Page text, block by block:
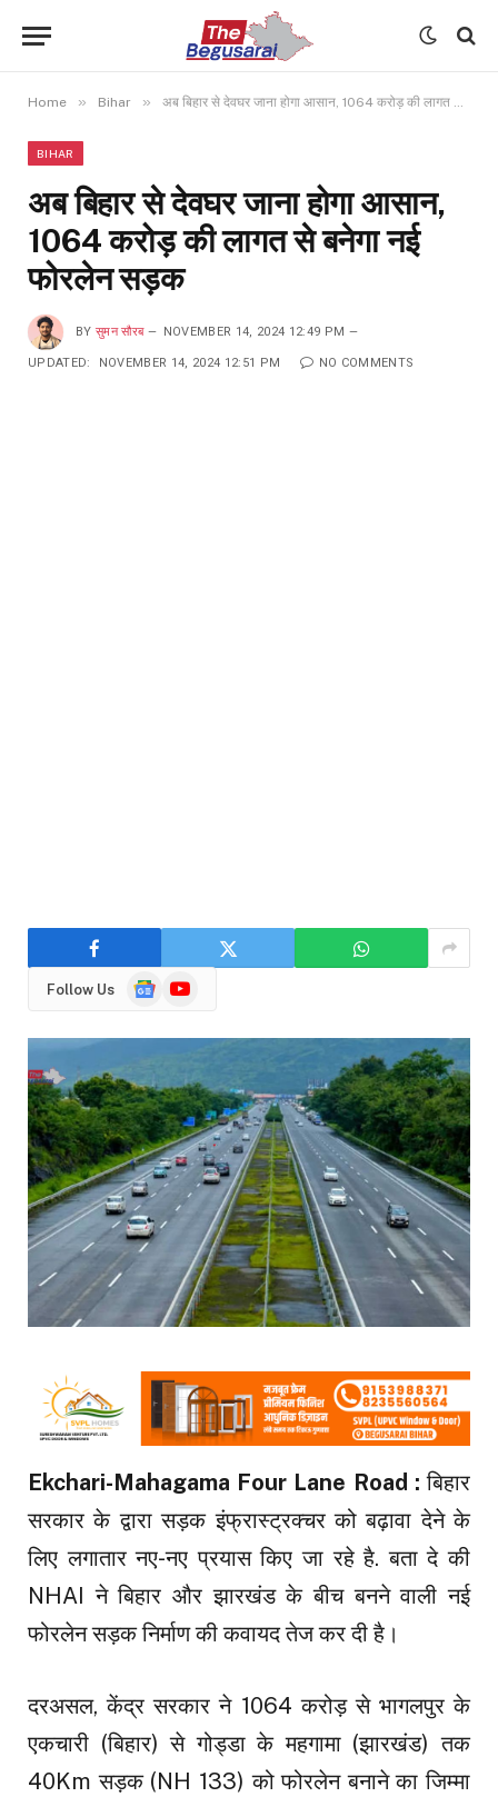
Home » Bihar » अब बिहार से देवघर जाना होगा आसान, 1064 करोड़ की लागत से बनेगा नई फोरलेन सड़क
BIHAR
अब बिहार से देवघर जाना होगा आसान,
1064 करोड़ की लागत से बनेगा नई
फोरलेन सड़क
BY सुमन सौरब NOVEMBER 14, 2024 12:49 PM
UPDATED: NOVEMBER 14, 2024 12:51 PM NO COMMENTS
Follow Us
GoogleYouTube
Ekchari-Mahagama Four Lane Road :बिहार
सरकार के द्वारा सड़क इंफ्रास्ट्रक्चर को बढ़ावा देने के
लिए लगातार नए-नए प्रयास किए जा रहे है. बता दे की
NHAI ने बिहार और झारखंड के बीच बनने वाली नई
फोरलेन सड़क निर्माण की कवायद तेज कर दी है।
दरअसल, केंद्र सरकार ने 1064 करोड़ से भागलपुर के
एकचारी (बिहार) से गोड्डा के महगामा (झारखंड) तक
40Km सड़क (NH 133) को फोरलेन बनाने का जिम्मा